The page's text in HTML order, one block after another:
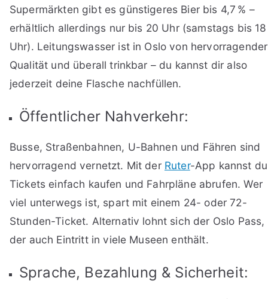
Supermärkten gibt es günstigeres Bier bis 4,7 % –
erhältlich allerdings nur bis 20 Uhr (samstags bis 18
Uhr). Leitungswasser ist in Oslo von hervorragender
Qualität und überall trinkbar – du kannst dir also
jederzeit deine Flasche nachfüllen.
Öffentlicher Nahverkehr:
Busse, Straßenbahnen, U-Bahnen und Fähren sind
hervorragend vernetzt. Mit der Ruter-App kannst du
Tickets einfach kaufen und Fahrpläne abrufen. Wer
viel unterwegs ist, spart mit einem 24- oder 72-
Stunden-Ticket. Alternativ lohnt sich der Oslo Pass,
der auch Eintritt in viele Museen enthält.
Sprache, Bezahlung & Sicherheit: